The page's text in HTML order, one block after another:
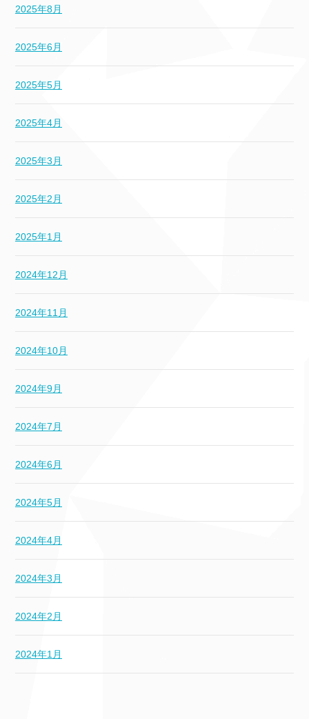
2025年8月
2025年6月
2025年5月
2025年4月
2025年3月
2025年2月
2025年1月
2024年12月
2024年11月
2024年10月
2024年9月
2024年7月
2024年6月
2024年5月
2024年4月
2024年3月
2024年2月
2024年1月